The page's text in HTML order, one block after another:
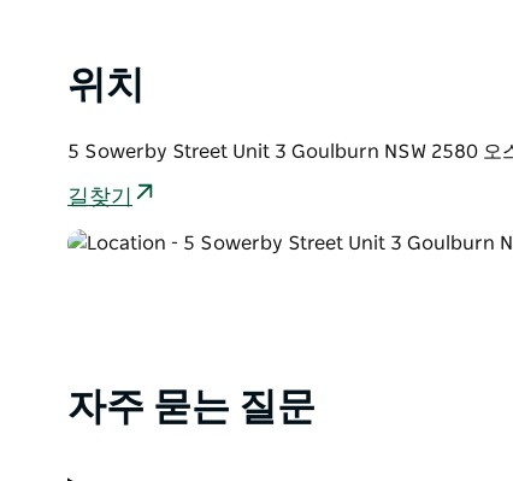
위치
5 Sowerby Street Unit 3 Goulburn NSW 2580 오
길찾기
자주 묻는 질문